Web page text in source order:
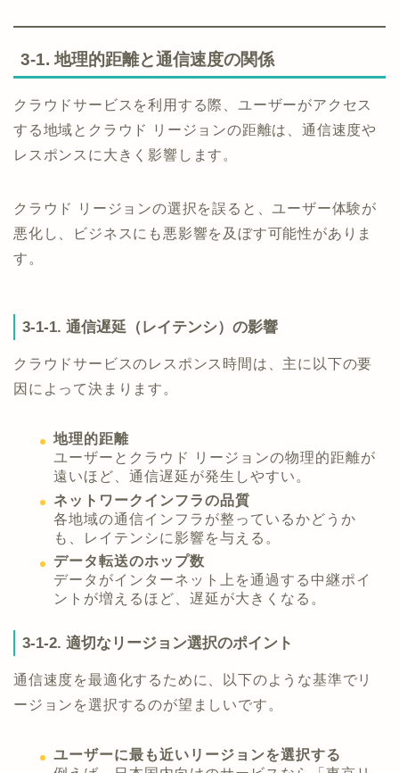
3-1. 地理的距離と通信速度の関係
クラウドサービスを利用する際、ユーザーがアクセス
する地域とクラウド リージョンの距離は、通信速度や
レスポンスに大きく影響します。
クラウド リージョンの選択を誤ると、ユーザー体験が
悪化し、ビジネスにも悪影響を及ぼす可能性がありま
す。
3-1-1. 通信遅延（レイテンシ）の影響
クラウドサービスのレスポンス時間は、主に以下の要
因によって決まります。
地理的距離
ユーザーとクラウド リージョンの物理的距離が
遠いほど、通信遅延が発生しやすい。
ネットワークインフラの品質
各地域の通信インフラが整っているかどうか
も、レイテンシに影響を与える。
データ転送のホップ数
データがインターネット上を通過する中継ポイ
ントが増えるほど、遅延が大きくなる。
3-1-2. 適切なリージョン選択のポイント
通信速度を最適化するために、以下のような基準でリ
ージョンを選択するのが望ましいです。
ユーザーに最も近いリージョンを選択する